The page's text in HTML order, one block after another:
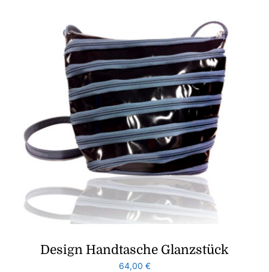
Design Handtasche Glanzstück
64,00 €